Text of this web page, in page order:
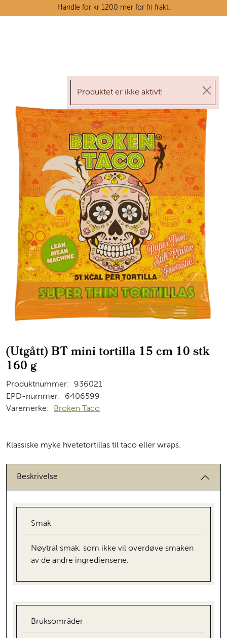
Skip to main contentHandle for kr 1200 mer for fri frakt.
Produktet er ikke aktivt!
(Utgått) BT mini tortilla 15 cm 10 stk
160 g
Produktnummer:
936021
EPD-nummer:
6406599
Varemerke:
Broken Taco
Klassiske myke hvetetortillas til taco eller wraps.
Beskrivelse
Smak
Nøytral smak, som ikke vil overdøve smaken
av de andre ingrediensene.
Bruksområder
Grøntavdelingen
Oppskrifter
Kunnskapshjørnet